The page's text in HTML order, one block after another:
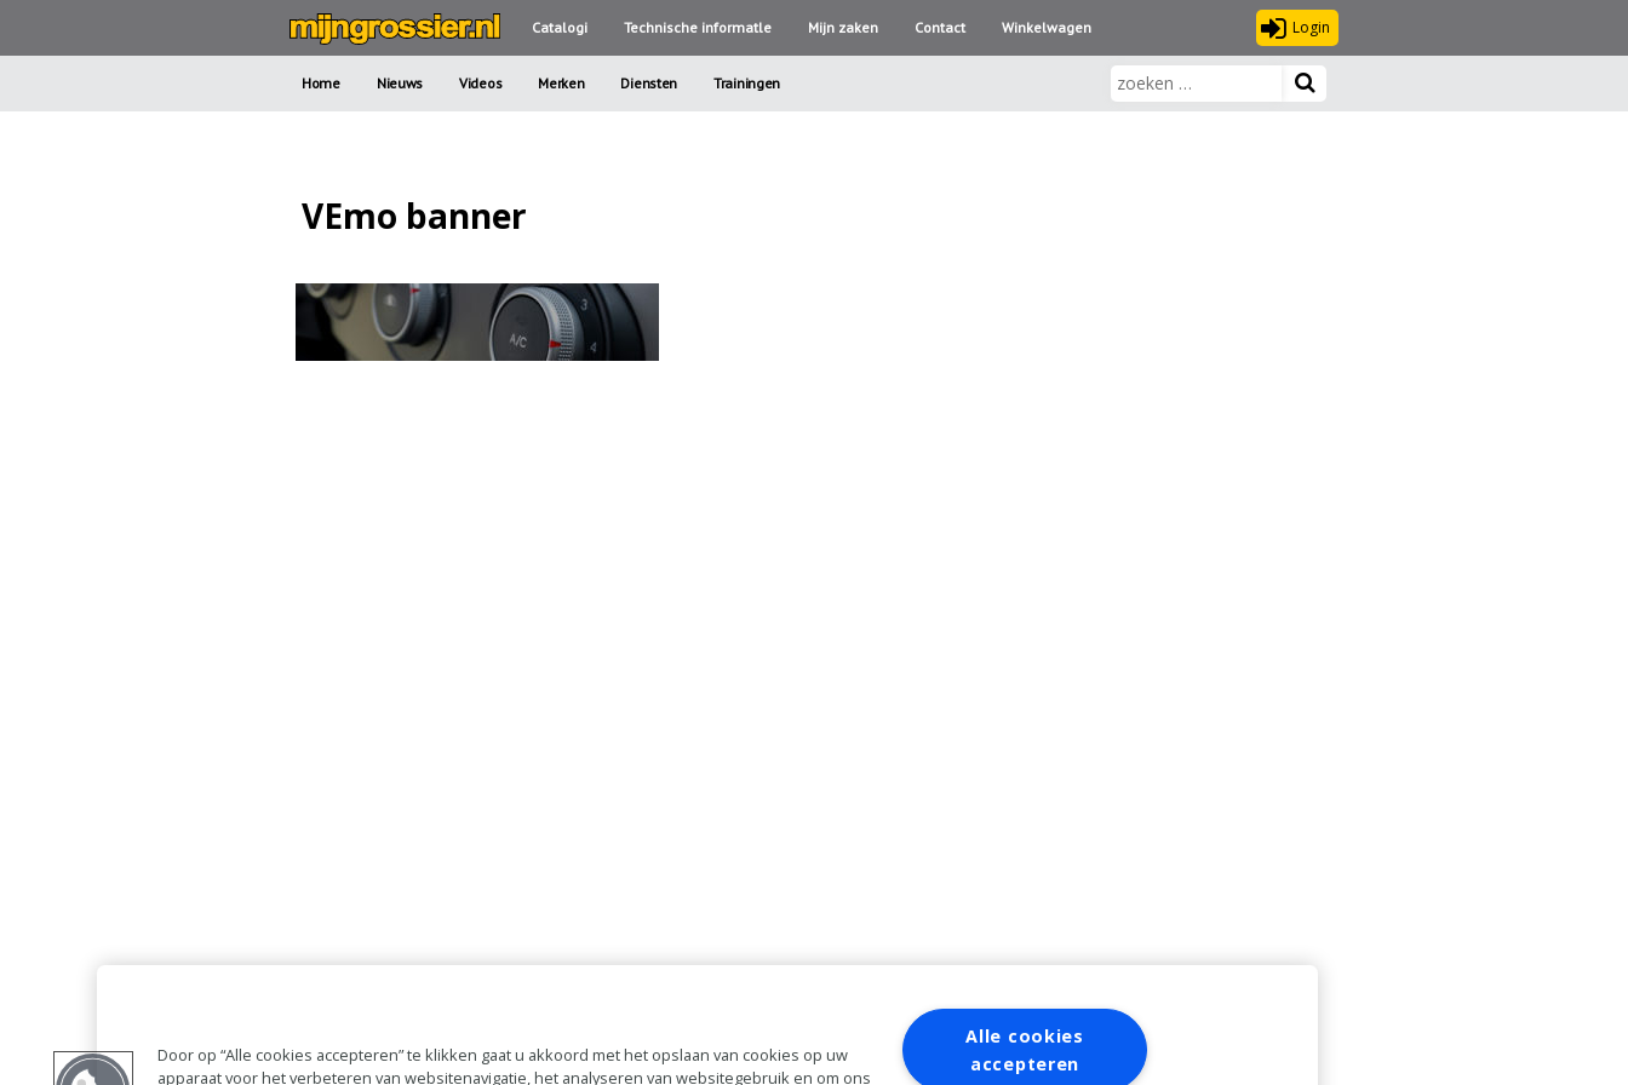
Catalogi Technische informatle Mijn zaken Contact Winkelwagen Login
Home Nieuws Videos Merken Diensten Trainingen
VEmo banner
Door op “Alle cookies accepteren” te klikken gaat u akkoord met het opslaan van cookies op uw
apparaat voor het verbeteren van websitenavigatie, het analyseren van websitegebruik en om ons
Alle cookies
accepteren